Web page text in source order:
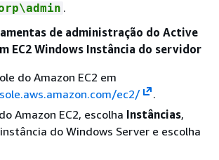
.
de administração do Active
EC2 Windows Instância do servidor
do Amazon EC2 em
ec2/
.
Amazon EC2, escolha Instâncias,
do Windows Server e escolha